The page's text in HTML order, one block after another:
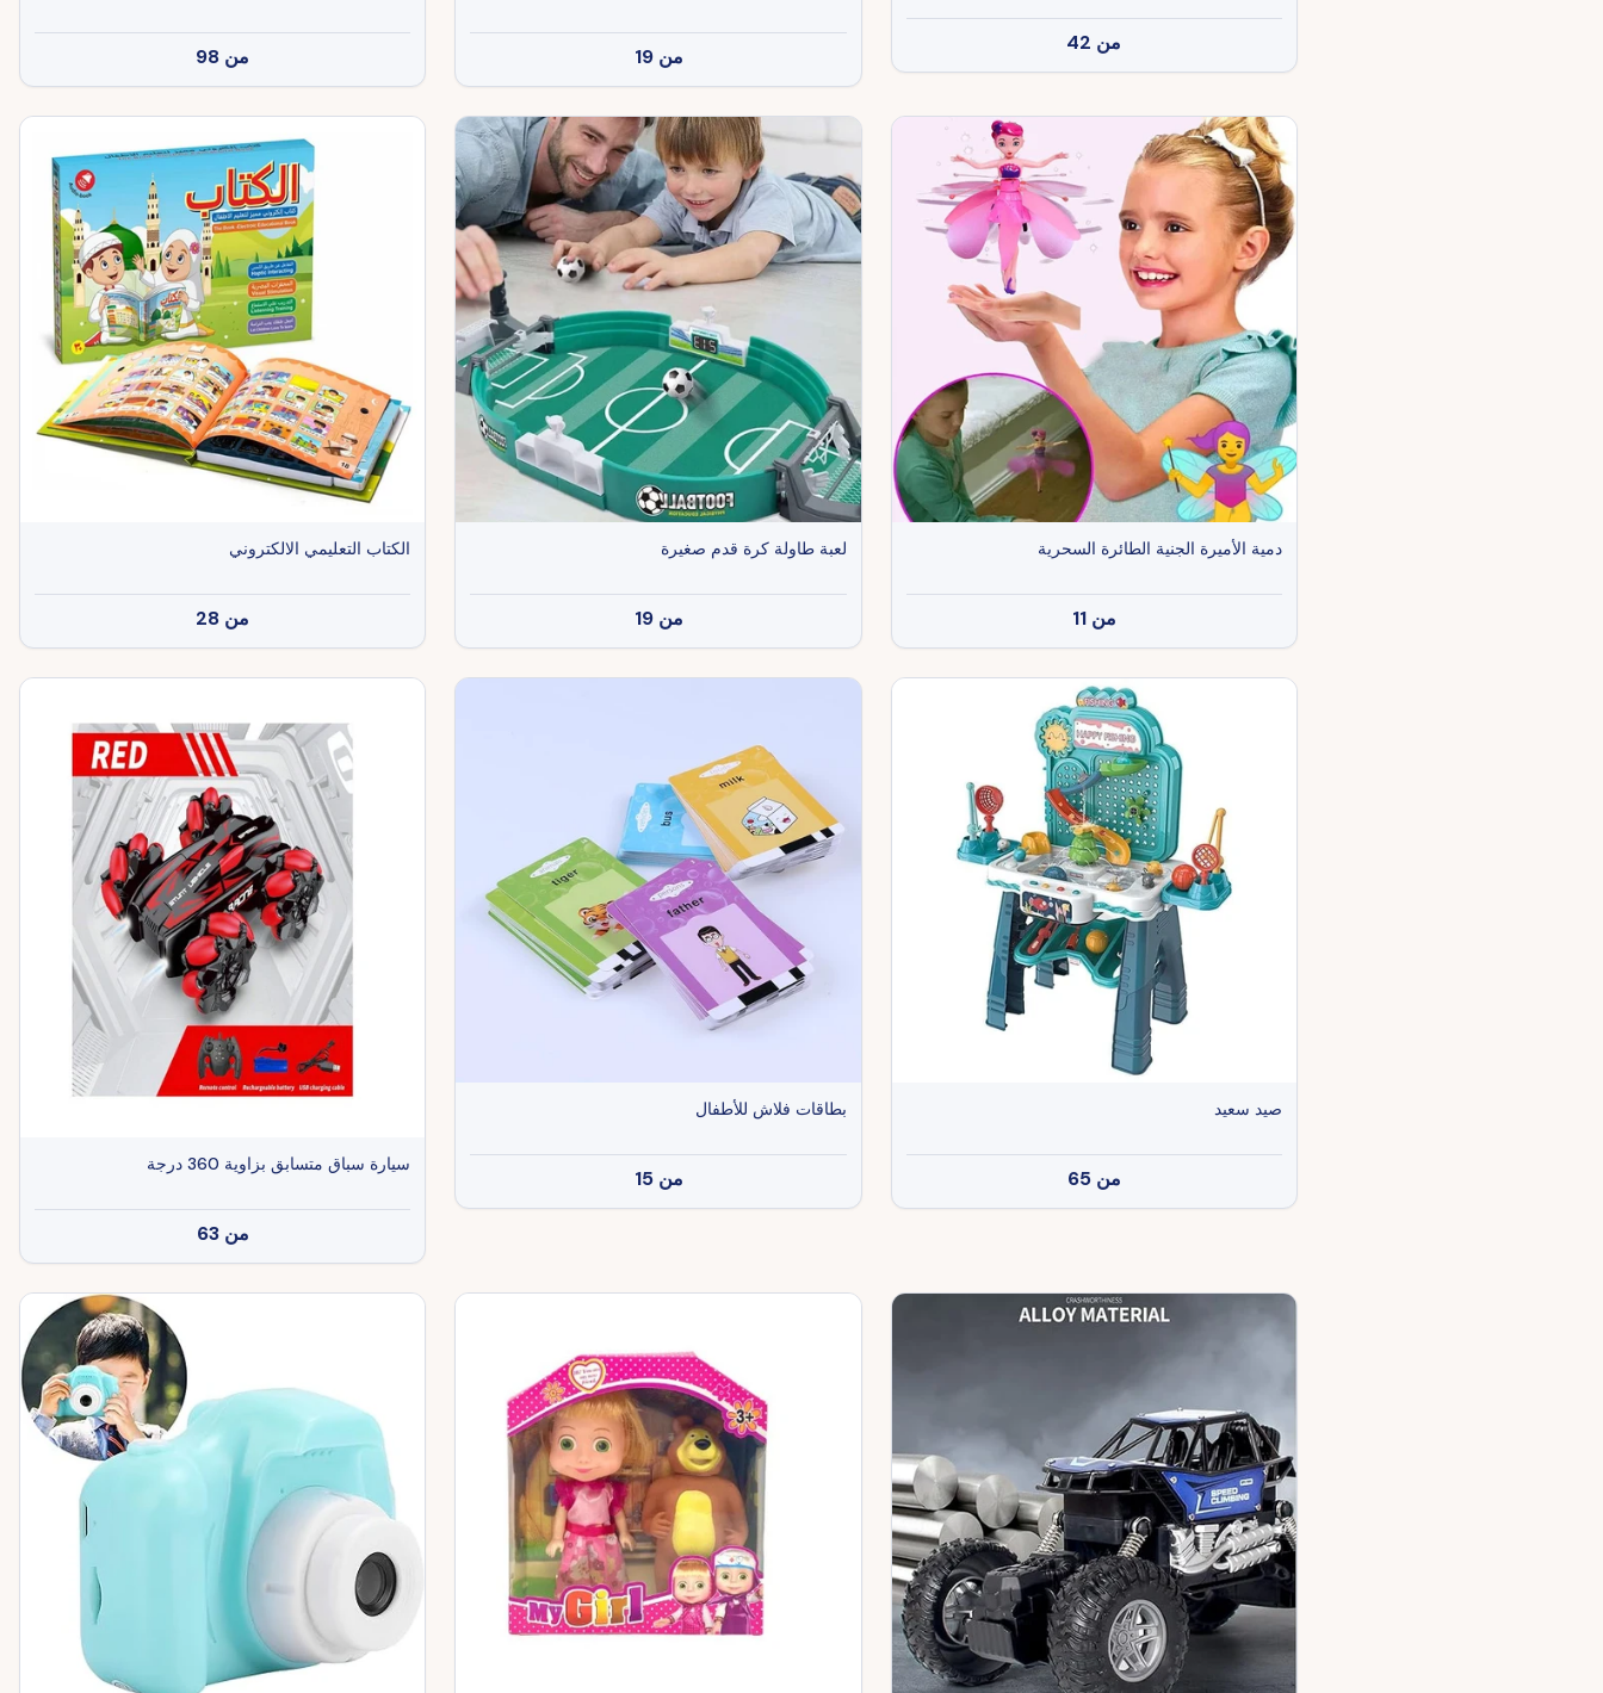
من 42
من 19 من 98
دمية الأميرة الجنية الطائرة السحرية
من 11
لعبة طاولة كرة قدم صغيرة
من 19
الكتاب التعليمي الالكتروني
من 28
صيد سعيد
من 65
بطاقات فلاش للأطفال
من 15
سيارة سباق متسابق بزاوية 360 درجة
من 63